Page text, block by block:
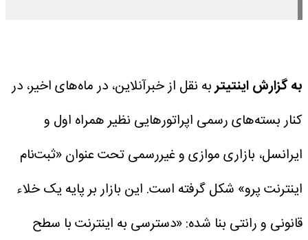
به گزارش اینتیتربه نقل از خبرآنلاین، در ماه‌های اخیر، در
کنار بسته‌های رسمی اپراتور‌هایی نظیر همراه اول و
ایرانسل، بازاری موازی و غیررسمی تحت عنوان «ثبت‌نام
اینترنت پرو» شکل گرفته است. این بازار بر پایه یک خلاء
قانونی و رانتی بنا شده: «دسترسی به اینترنت با سطح